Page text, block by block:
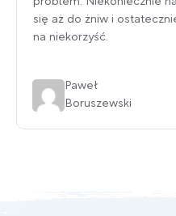
problem. Niekoniecznie
się aż do żniw i
na niekorzyść.
Paweł
Boruszewski